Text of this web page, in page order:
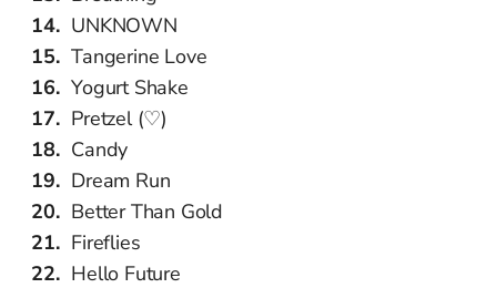
UNKNOWN
Tangerine Love
Yogurt Shake
Pretzel (♡)
Candy
Dream Run
Better Than Gold
Fireflies
Hello Future